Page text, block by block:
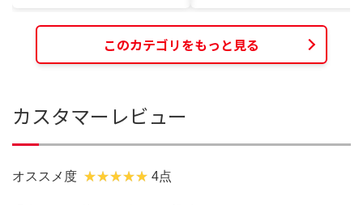
このカテゴリをもっと見る
カスタマーレビュー
オススメ度 4点